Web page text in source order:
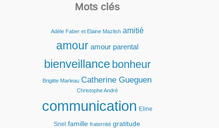
Mots clés
Adèle Faber et Elaine Mazlish amitié
amour amour parental
bienveillance bonheur
Brigitte Marleau Catherine Gueguen
Christophe André
communication Eline
Snel famille fraternité gratitude